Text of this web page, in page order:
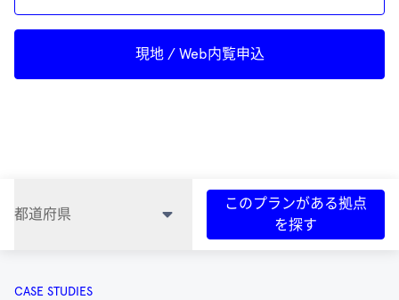
現地 / Web内覧申込
都道府県
このプランがある拠点
を探す
CASE STUDIES